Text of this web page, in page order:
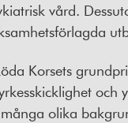
vård.
Korsets
olika